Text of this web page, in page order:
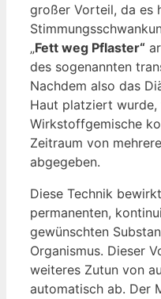
großer Vorteil, da es
„Fett weg Pflaster“
des sogenannten
Nachdem also das
Haut platziert wurde,
Wirkstoffgemische
Zeitraum von
abgegeben.
Diese Technik
permanenten,
gewünschten
Organismus. Dieser
weiteres Zutun von
automatisch ab. Der